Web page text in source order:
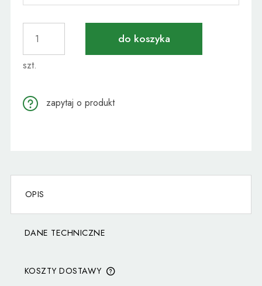
szt.
do koszyka
zapytaj o produkt
OPIS
DANE TECHNICZNE
KOSZTY DOSTAWY
CENA NIE ZAWIERA EWENTUALNYCH KOSZTÓW